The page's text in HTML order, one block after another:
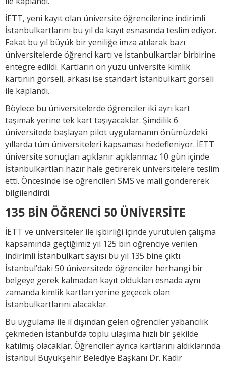
İETT, yeni kayıt olan üniversite öğrencilerine indirimli
İstanbulkartlarını bu yıl da kayıt esnasında teslim ediyor.
Fakat bu yıl büyük bir yeniliğe imza atılarak bazı
üniversitelerde öğrenci kartı ve İstanbulkartlar birbirine
entegre edildi. Kartların ön yüzü üniversite kimlik
kartının görseli, arkası ise standart İstanbulkart görseli
ile kaplandı.
Böylece bu üniversitelerde öğrenciler iki ayrı kart
taşımak yerine tek kart taşıyacaklar. Şimdilik 6
üniversitede başlayan pilot uygulamanın önümüzdeki
yıllarda tüm üniversiteleri kapsaması hedefleniyor. İETT
üniversite sonuçları açıklanır açıklanmaz 10 gün içinde
İstanbulkartları hazır hale getirerek üniversitelere teslim
etti. Öncesinde ise öğrencileri SMS ve mail göndererek
bilgilendirdi.
135 BİN ÖĞRENCİ 50 ÜNİVERSİTE
İETT ve üniversiteler ile işbirliği içinde yürütülen çalışma
kapsamında geçtiğimiz yıl 125 bin öğrenciye verilen
indirimli İstanbulkart sayısı bu yıl 135 bine çıktı.
İstanbul’daki 50 üniversitede öğrenciler herhangi bir
belgeye gerek kalmadan kayıt oldukları esnada aynı
zamanda kimlik kartları yerine geçecek olan
İstanbulkartlarını alacaklar.
Bu uygulama ile il dışından gelen öğrenciler yabancılık
çekmeden İstanbul’da toplu ulaşıma hızlı bir şekilde
katılmış olacaklar. Öğrenciler ayrıca kartlarını aldıklarında
İstanbul Büyükşehir Belediye Başkanı Dr. Kadir